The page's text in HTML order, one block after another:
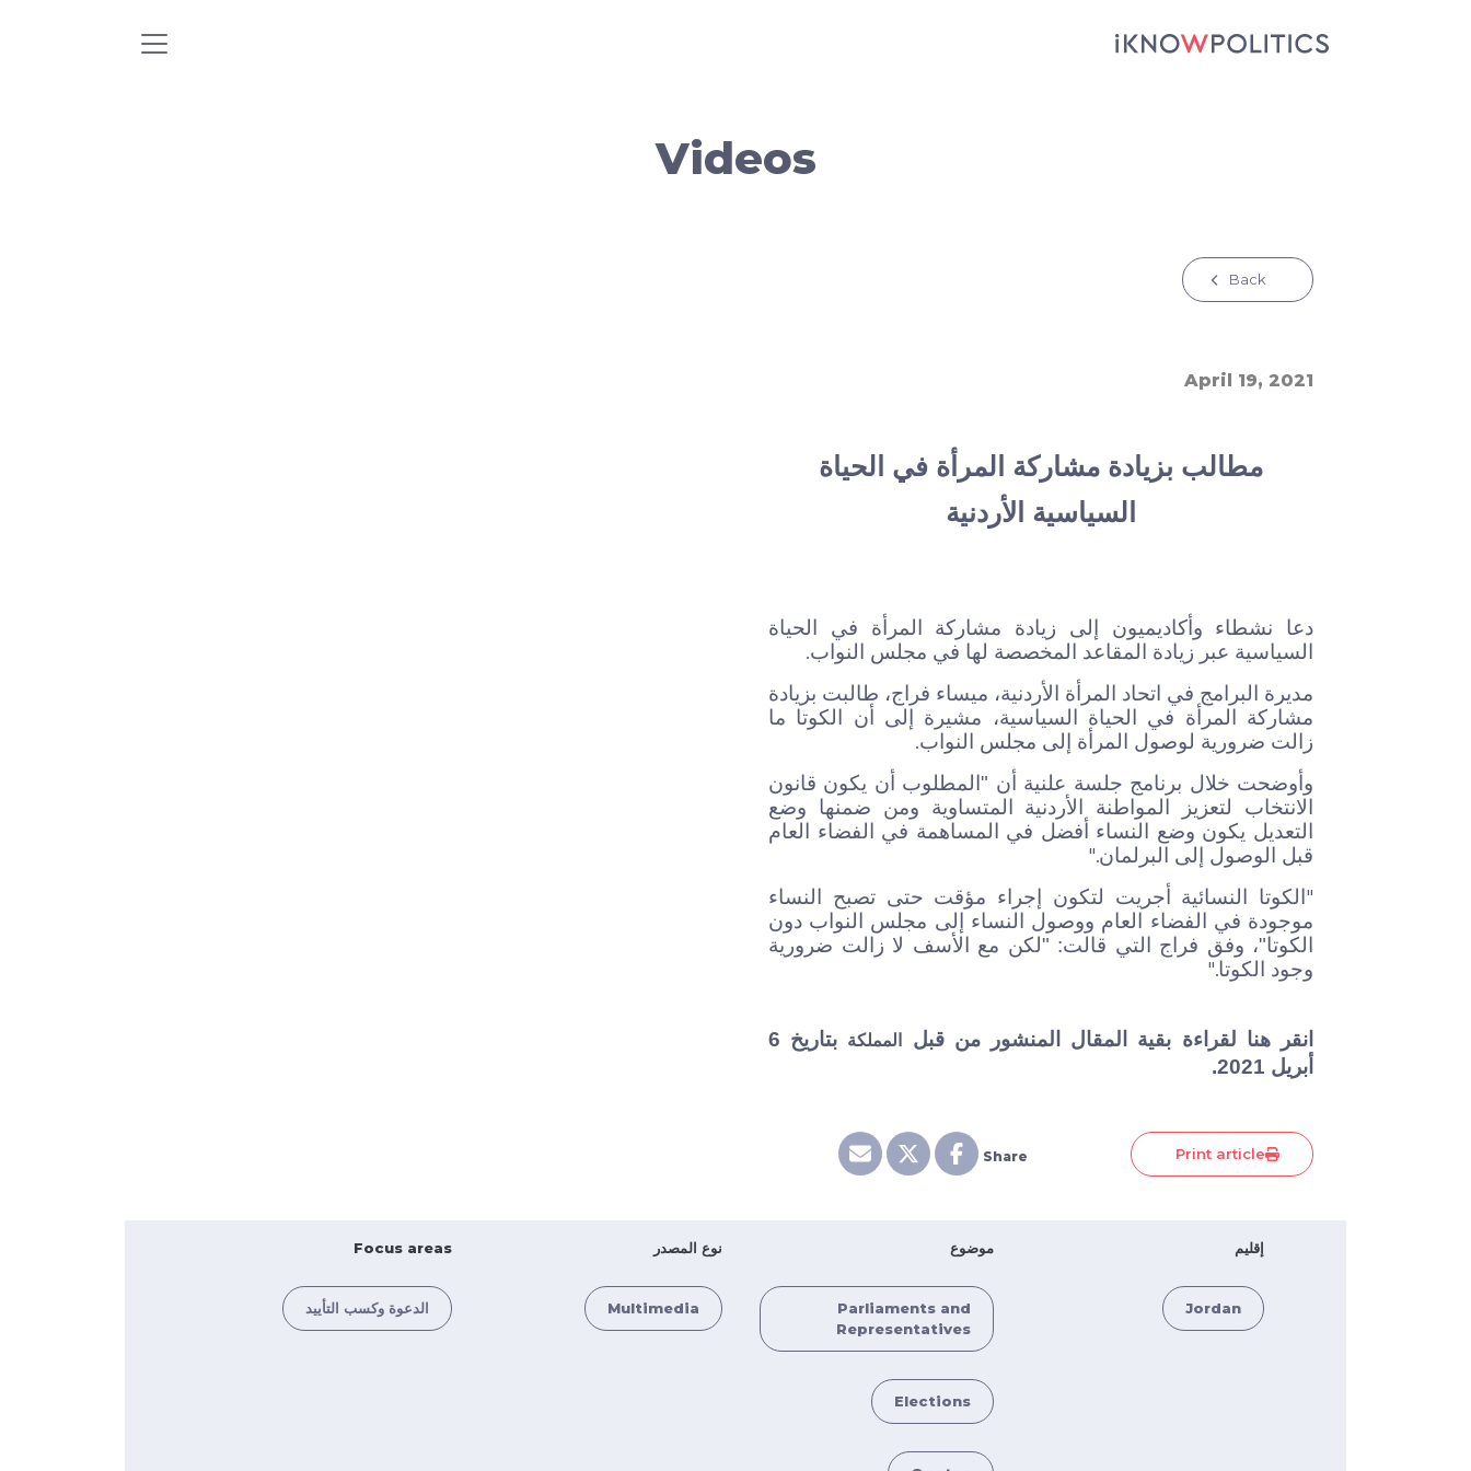
Videos
Back
April 19, 2021
مطالب بزيادة مشاركة المرأة في الحياة
السياسية الأردنية
دعا نشطاء وأكاديميون إلى زيادة مشاركة المرأة في الحياة
السياسية عبر زيادة المقاعد المخصصة لها في مجلس النواب.
مديرة البرامج في اتحاد المرأة الأردنية، ميساء فراج، طالبت بزيادة
مشاركة المرأة في الحياة السياسية، مشيرة إلى أن الكوتا ما
زالت ضرورية لوصول المرأة إلى مجلس النواب.
وأوضحت خلال برنامج جلسة علنية أن "المطلوب أن يكون قانون
الانتخاب لتعزيز المواطنة الأردنية المتساوية ومن ضمنها وضع
التعديل يكون وضع النساء أفضل في المساهمة في الفضاء العام
قبل الوصول إلى البرلمان".
" الكوتا النسائية أجريت لتكون إجراء مؤقت حتى تصبح النساء
موجودة في الفضاء العام ووصول النساء إلى مجلس النواب دون
الكوتا"، وفق فراج التي قالت: "لكن مع الأسف لا زالت ضرورية
وجود الكوتا".
انقر هنا لقراءة بقية المقال المنشور من قبل المملكة
بتاريخ 6
أبريل 2021.
Print article
Share
إقليم
Jordan
موضوع
Parliaments and
Representatives
Elections
نوع المصدر
Multimedia
Focus areas
الدعوة وكسب التأييد